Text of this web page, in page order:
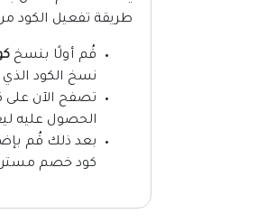
طريقة تفعيل الكود من
قُم أولًا بنسخ
نسخ الكود الذي
تصفح الآن على
الحصول عليه
بعد ذلك قُم
كود خصم مستر